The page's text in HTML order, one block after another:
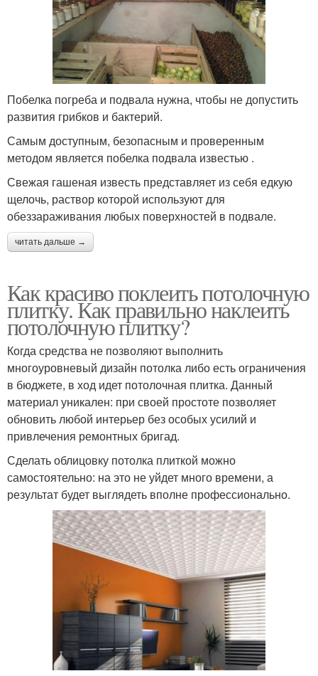
Побелка погреба и подвала нужна, чтобы не допустить
развития грибков и бактерий.
Самым доступным, безопасным и проверенным
методом является побелка подвала известью .
Свежая гашеная известь представляет из себя едкую
щелочь, раствор которой используют для
обеззараживания любых поверхностей в подвале.
читать дальше →
Как красиво поклеить потолочную
плитку. Как правильно наклеить
потолочную плитку?
Когда средства не позволяют выполнить
многоуровневый дизайн потолка либо есть ограничения
в бюджете, в ход идет потолочная плитка. Данный
материал уникален: при своей простоте позволяет
обновить любой интерьер без особых усилий и
привлечения ремонтных бригад.
Сделать облицовку потолка плиткой можно
самостоятельно: на это не уйдет много времени, а
результат будет выглядеть вполне профессионально.